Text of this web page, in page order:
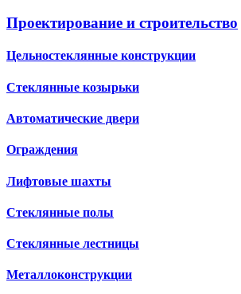
Проектирование и строительство
Цельностеклянные конструкции
Стеклянные козырьки
Автоматические двери
Ограждения
Лифтовые шахты
Стеклянные полы
Стеклянные лестницы
Металлоконструкции